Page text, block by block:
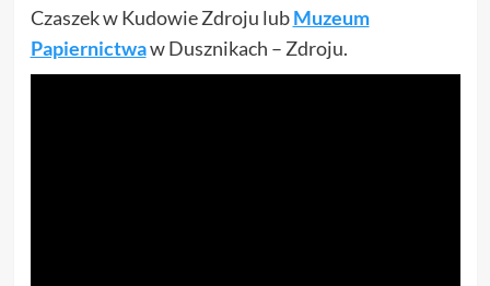
Czaszek w Kudowie Zdroju lubMuzeum
Papiernictwaw Dusznikach – Zdroju.